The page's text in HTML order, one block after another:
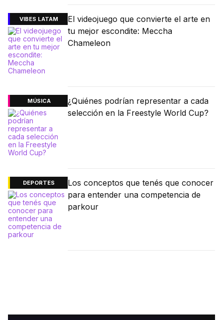
VIBES LATAM
El videojuego que convierte el arte en
tu mejor escondite: Meccha
Chameleon
MÚSICA
¿Quiénes podrían representar a cada
selección en la Freestyle World Cup?
DEPORTES
Los conceptos que tenés que conocer
para entender una competencia de
parkour